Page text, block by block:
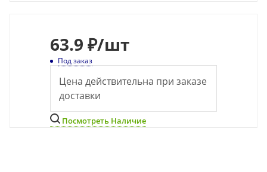
63.9 ₽/шт
Под заказ
Цена действительна при заказе
доставки
Посмотреть Наличие